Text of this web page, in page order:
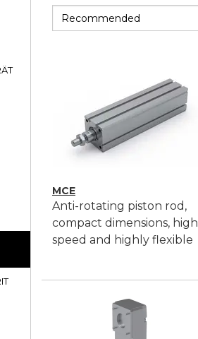
MCE
Anti-rotating piston rod,
compact dimensions, high
speed and highly flexible